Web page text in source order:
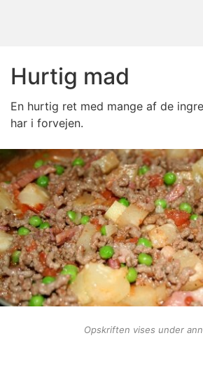
Hurtig mad
En hurtig ret med mange af de
har i forvejen.
Opskriften vises under